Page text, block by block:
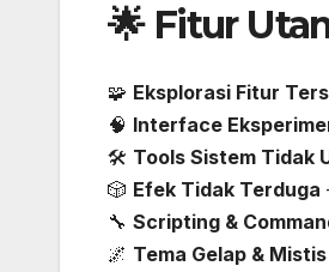
🌟 Fitur
🧩 Eksplorasi Fitur
🧠 Interface
🛠️ Tools Sistem Tidak
🎲 Efek Tidak Terduga
🔧 Scripting &
🌌 Tema Gelap & Mistis